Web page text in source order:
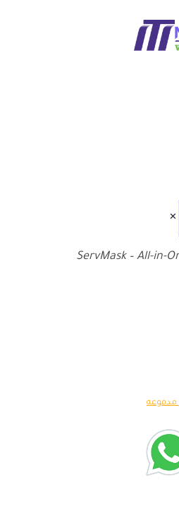
✕
ServMask – All-in-
مدفوعه